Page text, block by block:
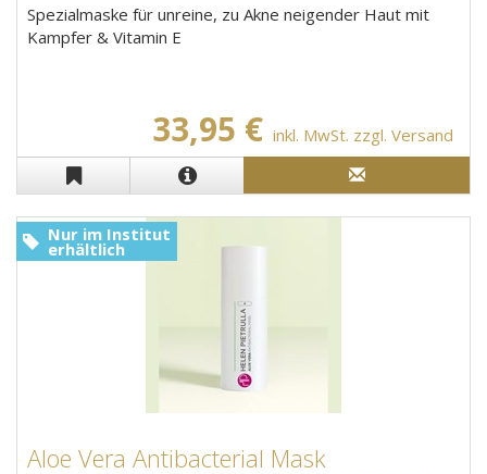
Spezialmaske für unreine, zu Akne neigender Haut mit
Kampfer & Vitamin E
33,95 € inkl. MwSt. zzgl. Versand
Aloe Vera Antibacterial Mask
Nur im Institut
erhältlich